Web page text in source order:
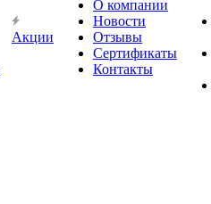
Акции
О компании
Новости
Отзывы
Сертификаты
Контакты